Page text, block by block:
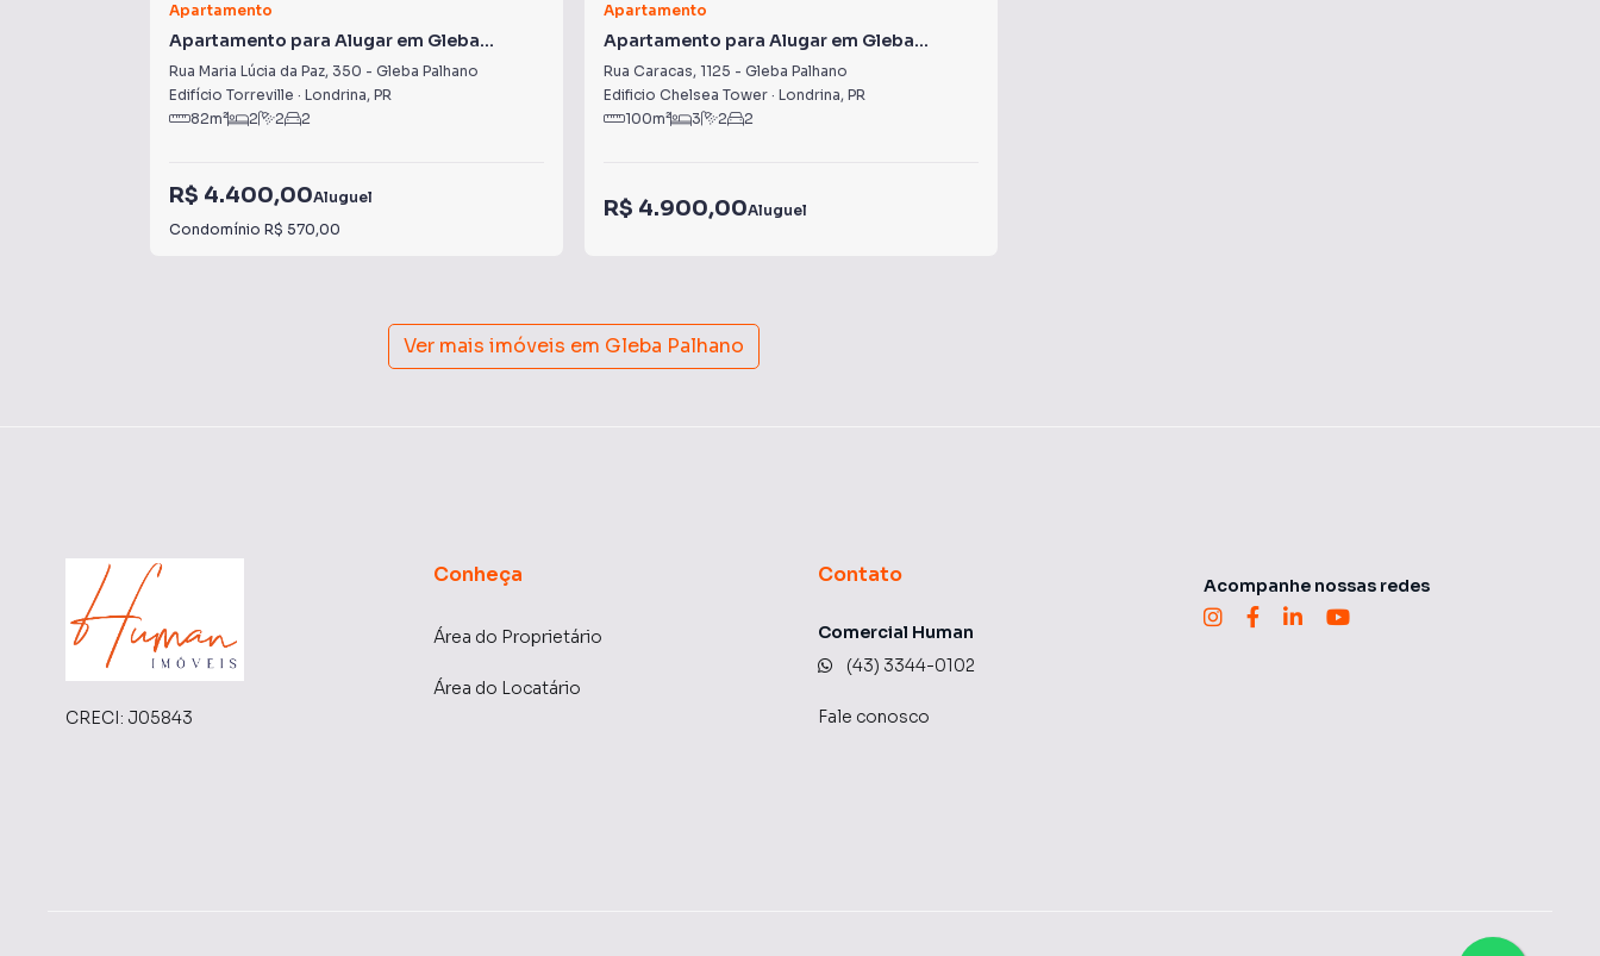
Apartamento
Apartamento para Alugar em Gleba
Palhano
Rua Maria Lúcia da Paz, 350 - Gleba Palhano
Edifício Torreville · Londrina, PR
82m² 2 2 2
R$ 4.400,00Aluguel
Condomínio R$ 570,00
Apartamento
Apartamento para Alugar em Gleba
Palhano
Rua Caracas, 1125 - Gleba Palhano
Edificio Chelsea Tower · Londrina, PR
100m² 3 2 2
R$ 4.900,00Aluguel
Ver mais imóveis em Gleba Palhano
CRECI: J05843
Conheça
Área do Proprietário
Área do Locatário
Contato
Comercial Human
(43) 3344-0102
Fale conosco
Acompanhe nossas redes